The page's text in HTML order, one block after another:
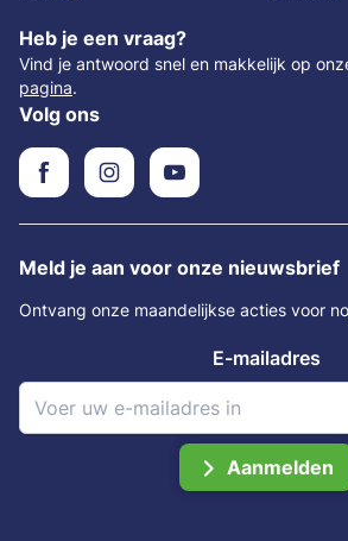
Heb je een vraag?
Vind je antwoord snel en makkelijk op
pagina.
Volg ons
Meld je aan voor onze nieuwsbrief
Ontvang onze maandelijkse acties voor
E-mailadres
Aanmelden